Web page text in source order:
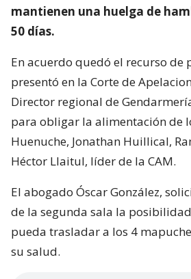
mantienen una huelga de
50 días.
En acuerdo quedó el recurso de
presentó en la Corte de
Director regional de
para obligar la alimentación de
Huenuche, Jonathan Huillical,
Héctor Llaitul, líder de la CAM.
El abogado Óscar González,
de la segunda sala la
pueda trasladar a los 4
su salud.